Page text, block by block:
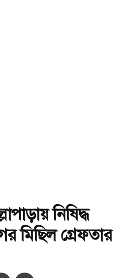
নিষিদ্ধ
মিছিল গ্রেফতার